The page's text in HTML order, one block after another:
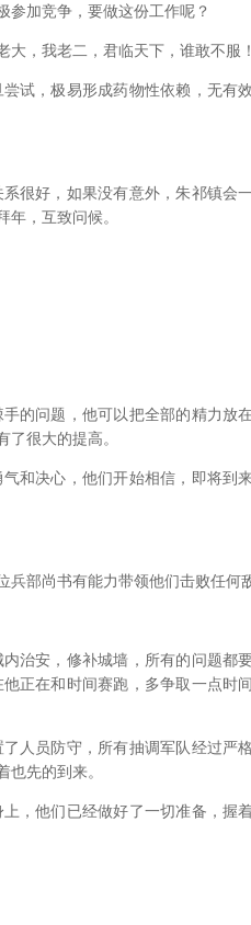
加竞争，要做这份工作呢？
，我老二，君临天下，谁敢不服！
试，极易形成药物性依赖，无有
很好，如果没有意外，朱祁镇会
，互致问候。
的问题，他可以把全部的精力放
很大的提高。
和决心，他们开始相信，即将到
部尚书有能力带领他们击败任何敌
治安，修补城墙，所有的问题都
正在和时间赛跑，多争取一点时
员防守，所有抽调军队经过严格
先的到来。
，他们已经做好了一切准备，握